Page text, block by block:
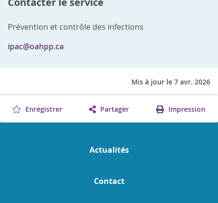
Prévention et contrôle des infections
ipac@oahpp.ca
Mis à jour le 7 avr. 2026
Enregistrer Partager Impression
Actualités
Contact